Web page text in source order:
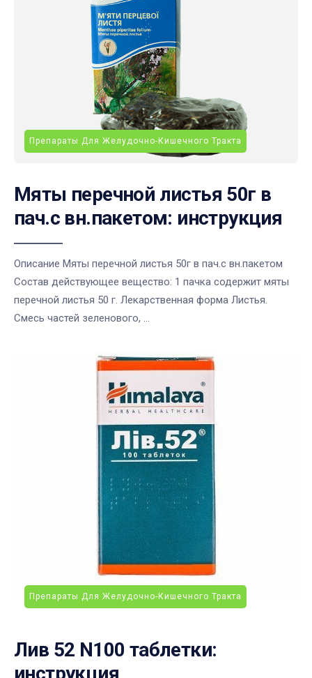
Препараты Для Желудочно-Кишечного Тракта
Мяты перечной листья 50г в
пач.с вн.пакетом: инструкция
Описание Мяты перечной листья 50г в пач.с вн.пакетом
Состав действующее вещество: 1 пачка содержит мяты
перечной листья 50 г. Лекарственная форма Листья.
Смесь частей зеленового, ...
Препараты Для Желудочно-Кишечного Тракта
Лив 52 N100 таблетки:
инструкция